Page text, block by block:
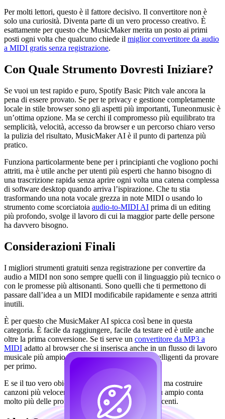
Per molti lettori, questo è il fattore decisivo. Il convertitore non è
solo una curiosità. Diventa parte di un vero processo creativo. È
esattamente per questo che MusicMaker merita un posto ai primi
posti ogni volta che qualcuno chiede il miglior convertitore da audio
a MIDI gratis senza registrazione.
Con Quale Strumento Dovresti Iniziare?
Se vuoi un test rapido e puro, Spotify Basic Pitch vale ancora la
pena di essere provato. Se per te privacy e gestione completamente
locale in stile browser sono gli aspetti più importanti, Tuneonmusic è
un’ottima opzione. Ma se cerchi il compromesso più equilibrato tra
semplicità, velocità, accesso da browser e un percorso chiaro verso
la pulizia del risultato, MusicMaker AI è il punto di partenza più
pratico.
Funziona particolarmente bene per i principianti che vogliono pochi
attriti, ma è utile anche per utenti più esperti che hanno bisogno di
una trascrizione rapida senza aprire ogni volta una catena complessa
di software desktop quando arriva l’ispirazione. Che tu stia
trasformando una nota vocale grezza in note MIDI o usando lo
strumento come scorciatoia audio‑to‑MIDI AI prima di un editing
più profondo, svolge il lavoro di cui la maggior parte delle persone
ha davvero bisogno.
Considerazioni Finali
I migliori strumenti gratuiti senza registrazione per convertire da
audio a MIDI non sono sempre quelli con il linguaggio più tecnico o
con le promesse più altisonanti. Sono quelli che ti permettono di
passare dall’idea a un MIDI modificabile rapidamente e senza attriti
inutili.
È per questo che MusicMaker AI spicca così bene in questa
categoria. È facile da raggiungere, facile da testare ed è utile anche
oltre la prima conversione. Se ti serve un convertitore da MP3 a
MIDI adatto al browser che si inserisca anche in un flusso di lavoro
musicale più ampio, è uno degli strumenti più intelligenti da provare
per primo.
E se il tuo vero obiettivo non è solo convertire file ma costruire
canzoni più velocemente, quel flusso di lavoro più ampio conta
molto più delle promesse di marketing più appariscenti.